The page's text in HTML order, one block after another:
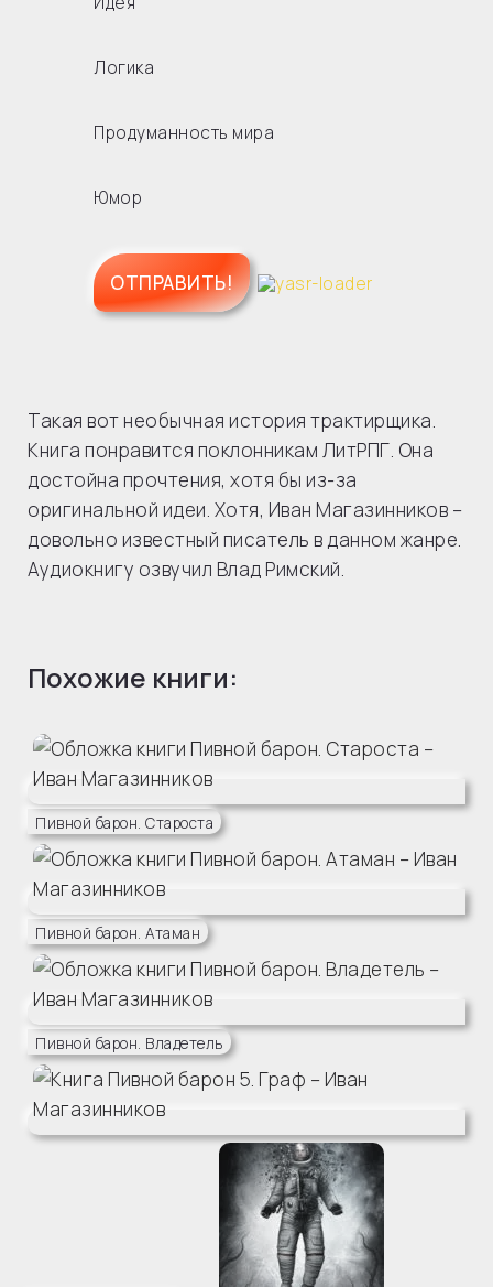
Логика
Продуманность мира
Юмор
Такая вот необычная история трактирщика.
Книга понравится поклонникам ЛитРПГ. Она
достойна прочтения, хотя бы из-за
оригинальной идеи. Хотя, Иван Магазинников –
довольно известный писатель в данном жанре.
Аудиокнигу озвучил Влад Римский.
Похожие книги:
Пивной барон. Староста
Пивной барон. Атаман
Пивной барон. Владетель